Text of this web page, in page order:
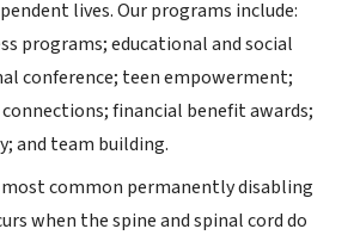
lives. Our programs include:
programs; educational and social
conference; teen empowerment;
financial benefit awards;
and team building.
common permanently disabling
when the spine and spinal cord do